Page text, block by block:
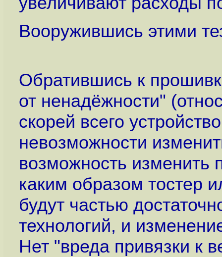
Вооружившись этими
Обратившись к
от ненадёжности"
скорей всего
невозможности
возможность изменить
каким образом тостер
будут частью
технологий, и
Нет "вреда привязки к